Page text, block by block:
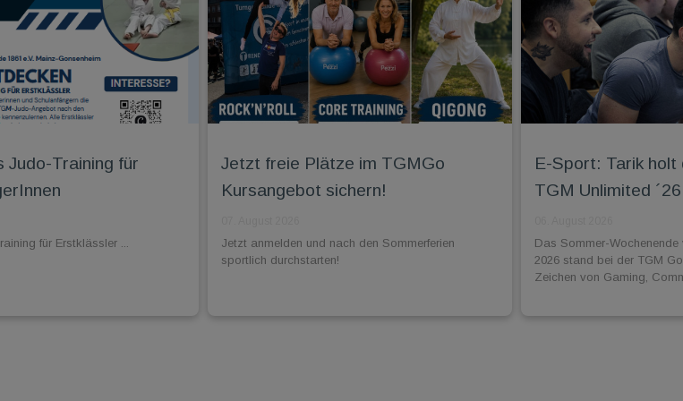
Judo-Training für
für Erstklässler ...
Jetzt freie Plätze im TGMGo
Kursangebot sichern!
Jetzt anmelden und nach den Sommerferien
sportlich durchstarten!
E-Sport: Tarik holt
TGM Unlimited ´26
Das Sommer-Wochenende
2026 stand bei der TGM
Zeichen von Gaming,